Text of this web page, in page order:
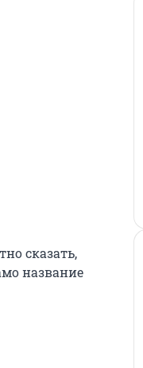
сказать,
название